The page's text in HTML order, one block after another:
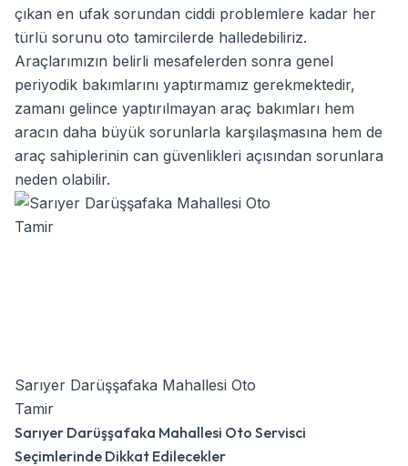
çıkan en ufak sorundan ciddi problemlere kadar her
türlü sorunu oto tamircilerde halledebiliriz.
Araçlarımızın belirli mesafelerden sonra genel
periyodik bakımlarını yaptırmamız gerekmektedir,
zamanı gelince yaptırılmayan araç bakımları hem
aracın daha büyük sorunlarla karşılaşmasına hem de
araç sahiplerinin can güvenlikleri açısından sorunlara
neden olabilir.
Sarıyer Darüşşafaka Mahallesi Oto
Tamir
Sarıyer Darüşşafaka Mahallesi Oto Servisci
Seçimlerinde Dikkat Edilecekler